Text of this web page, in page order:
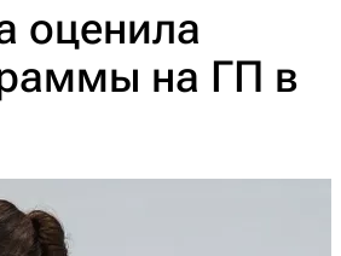
оценила
на ГП в